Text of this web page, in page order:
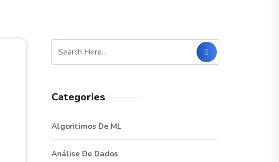
Categories
Algoritimos De ML
Análise De Dados